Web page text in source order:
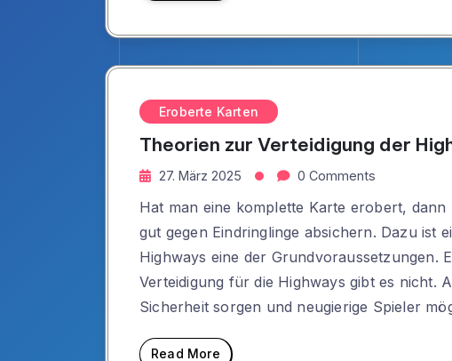
Eroberte Karten
Theorien zur Verteidigung der
27. März 2025 0 Comments
Hat man eine komplette Karte erobert,
gut gegen Eindringlinge absichern. Dazu ist
Highways eine der Grundvoraussetzungen.
Verteidigung für die Highways gibt es nicht.
Sicherheit sorgen und neugierige Spieler
Read More